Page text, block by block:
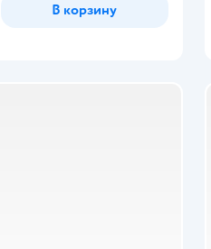
В корзину